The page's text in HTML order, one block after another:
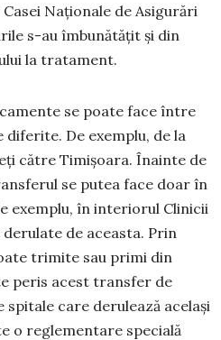
Naționale de Asigurări
s-au îmbunătățit și din
la tratament.
se poate face între
De exemplu, de la
către Timișoara. Înainte de
se putea face doar în
exemplu, în interiorul Clinicii
de aceasta. Prin
trimite sau primi din
peris acest transfer de
care derulează același
o reglementare specială